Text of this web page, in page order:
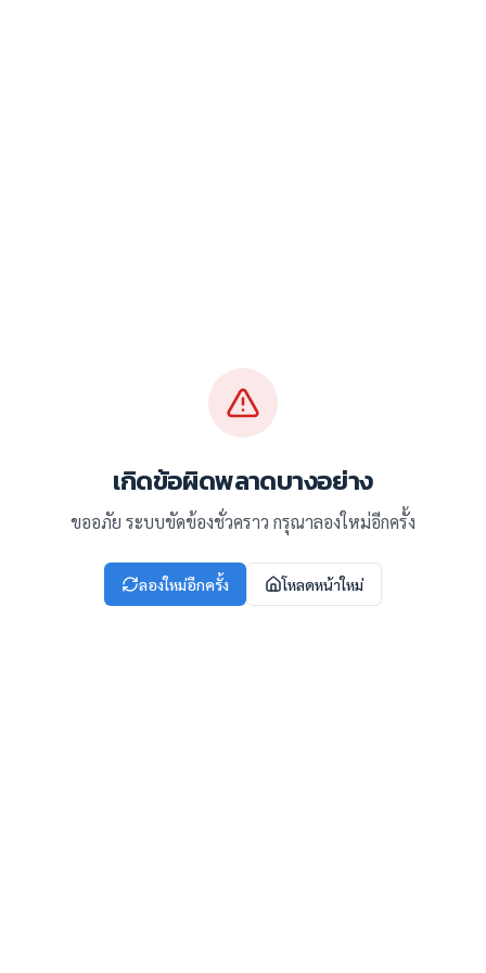
เกิดข้อผิดพลาดบางอย่าง
ขออภัย ระบบขัดข้องชั่วคราว กรุณาลองใหม่อีกครั้ง
ลองใหม่อีกครั้ง โหลดหน้าใหม่